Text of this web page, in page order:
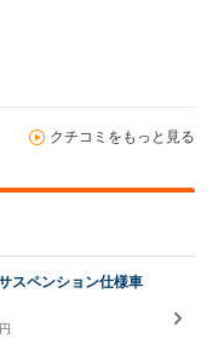
クチコミをもっと見る
スペンション仕様車